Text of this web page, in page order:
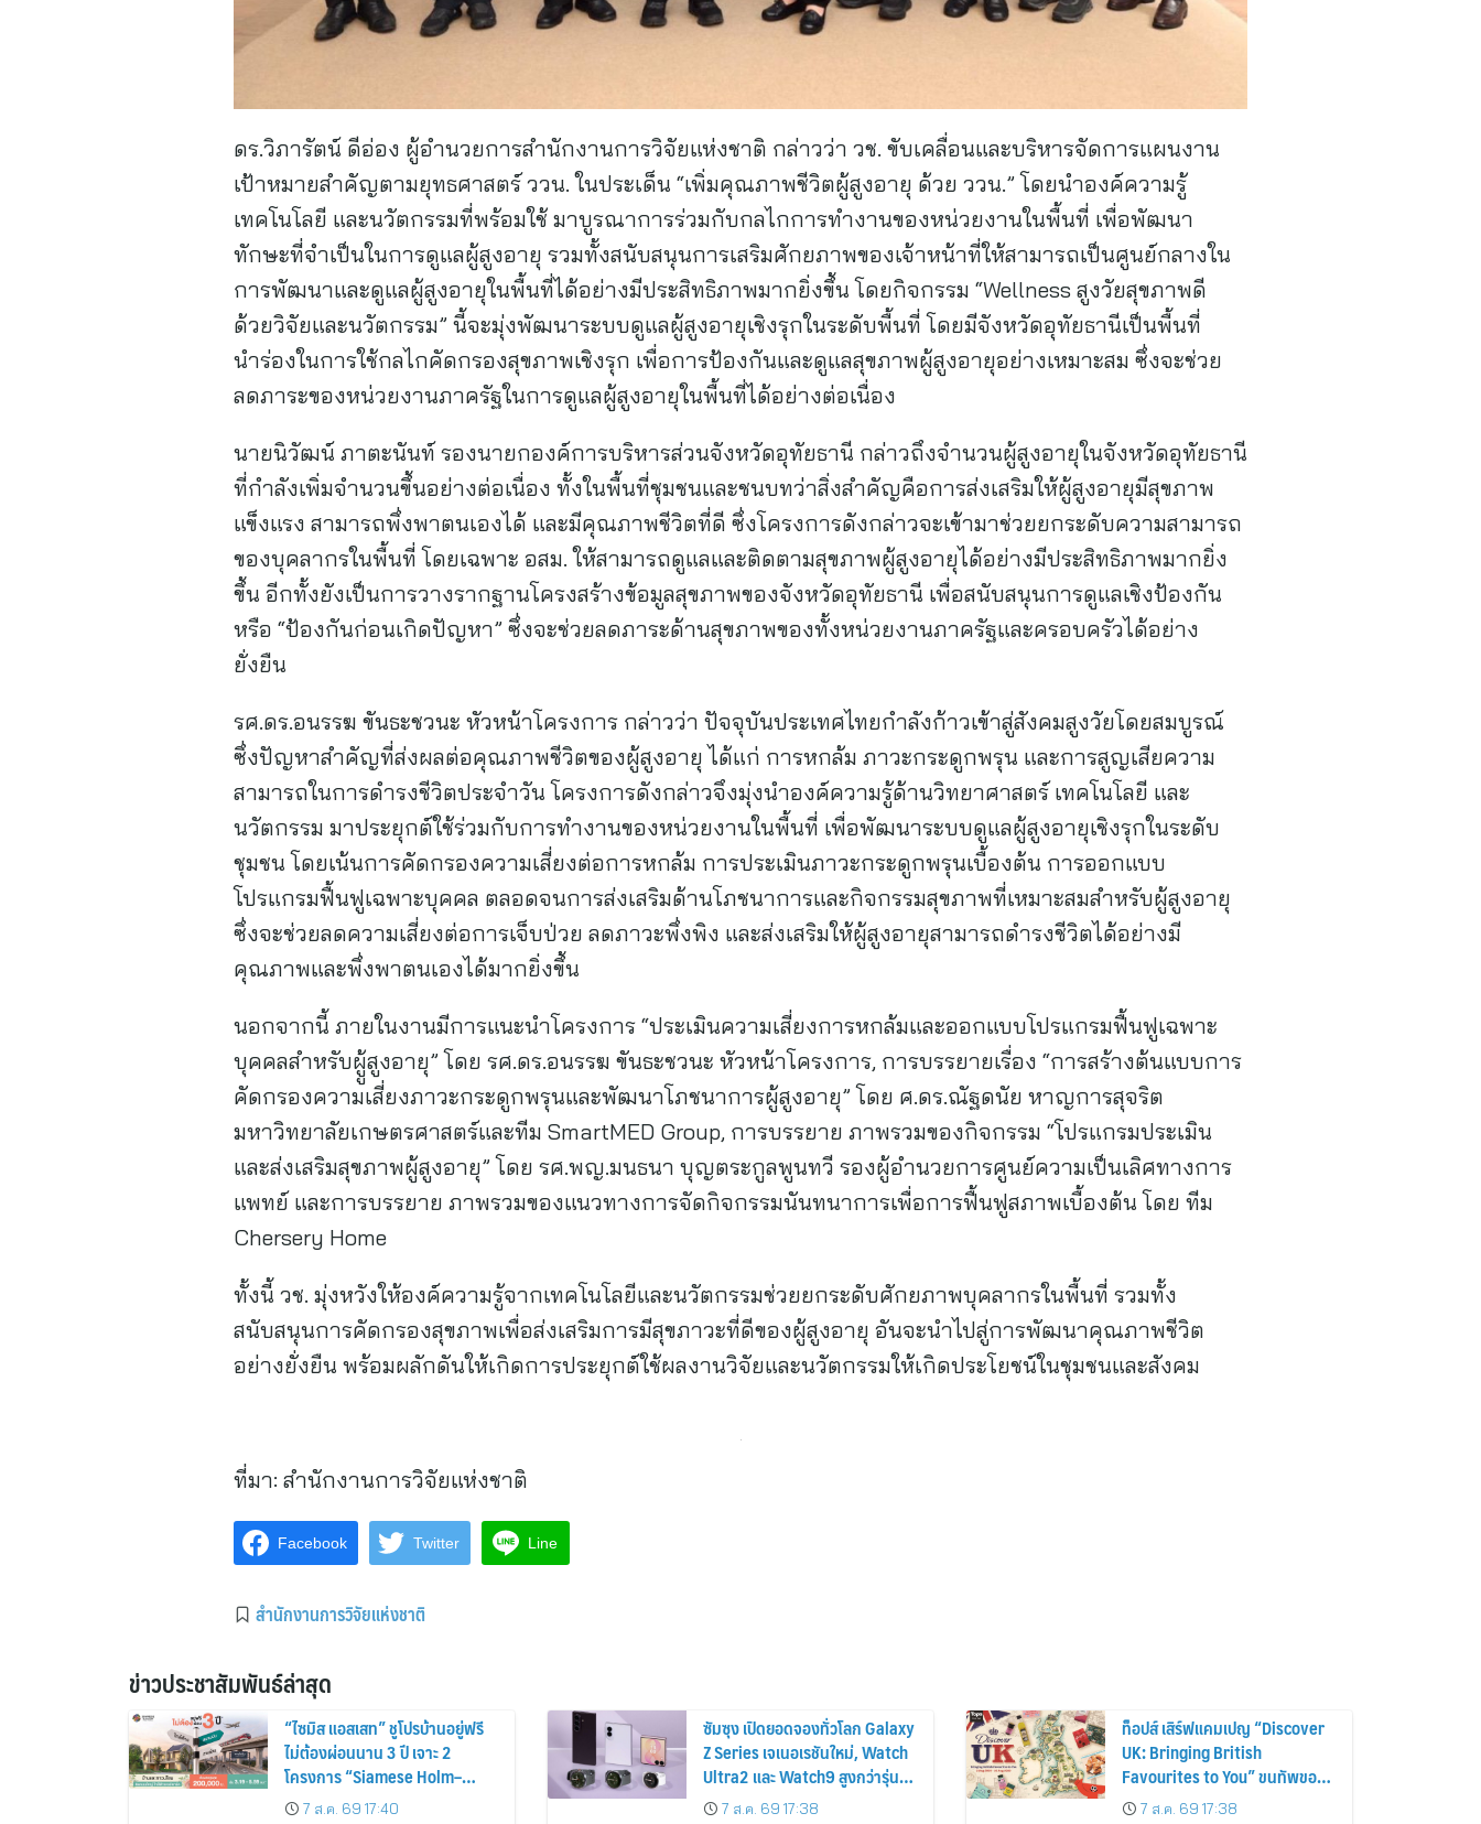
ดร.วิภารัตน์ ดีอ่อง ผู้อำนวยการสำนักงานการวิจัยแห่งชาติ กล่าวว่า วช. ขับเคลื่อนและบริหารจัดการแผนงาน
เป้าหมายสำคัญตามยุทธศาสตร์ ววน. ในประเด็น “เพิ่มคุณภาพชีวิตผู้สูงอายุ ด้วย ววน.” โดยนำองค์ความรู้
เทคโนโลยี และนวัตกรรมที่พร้อมใช้ มาบูรณาการร่วมกับกลไกการทำงานของหน่วยงานในพื้นที่ เพื่อพัฒนา
ทักษะที่จำเป็นในการดูแลผู้สูงอายุ รวมทั้งสนับสนุนการเสริมศักยภาพของเจ้าหน้าที่ให้สามารถเป็นศูนย์กลางใน
การพัฒนาและดูแลผู้สูงอายุในพื้นที่ได้อย่างมีประสิทธิภาพมากยิ่งขึ้น โดยกิจกรรม “Wellness สูงวัยสุขภาพดี
ด้วยวิจัยและนวัตกรรม” นี้จะมุ่งพัฒนาระบบดูแลผู้สูงอายุเชิงรุกในระดับพื้นที่ โดยมีจังหวัดอุทัยธานีเป็นพื้นที่
นำร่องในการใช้กลไกคัดกรองสุขภาพเชิงรุก เพื่อการป้องกันและดูแลสุขภาพผู้สูงอายุอย่างเหมาะสม ซึ่งจะช่วย
ลดภาระของหน่วยงานภาครัฐในการดูแลผู้สูงอายุในพื้นที่ได้อย่างต่อเนื่อง
นายนิวัฒน์ ภาตะนันท์ รองนายกองค์การบริหารส่วนจังหวัดอุทัยธานี กล่าวถึงจำนวนผู้สูงอายุในจังหวัดอุทัยธานี
ที่กำลังเพิ่มจำนวนขึ้นอย่างต่อเนื่อง ทั้งในพื้นที่ชุมชนและชนบทว่าสิ่งสำคัญคือการส่งเสริมให้ผู้สูงอายุมีสุขภาพ
แข็งแรง สามารถพึ่งพาตนเองได้ และมีคุณภาพชีวิตที่ดี ซึ่งโครงการดังกล่าวจะเข้ามาช่วยยกระดับความสามารถ
ของบุคลากรในพื้นที่ โดยเฉพาะ อสม. ให้สามารถดูแลและติดตามสุขภาพผู้สูงอายุได้อย่างมีประสิทธิภาพมากยิ่ง
ขึ้น อีกทั้งยังเป็นการวางรากฐานโครงสร้างข้อมูลสุขภาพของจังหวัดอุทัยธานี เพื่อสนับสนุนการดูแลเชิงป้องกัน
หรือ “ป้องกันก่อนเกิดปัญหา” ซึ่งจะช่วยลดภาระด้านสุขภาพของทั้งหน่วยงานภาครัฐและครอบครัวได้อย่าง
ยั่งยืน
รศ.ดร.อนรรฆ ขันธะชวนะ หัวหน้าโครงการ กล่าวว่า ปัจจุบันประเทศไทยกำลังก้าวเข้าสู่สังคมสูงวัยโดยสมบูรณ์
ซึ่งปัญหาสำคัญที่ส่งผลต่อคุณภาพชีวิตของผู้สูงอายุ ได้แก่ การหกล้ม ภาวะกระดูกพรุน และการสูญเสียความ
สามารถในการดำรงชีวิตประจำวัน โครงการดังกล่าวจึงมุ่งนำองค์ความรู้ด้านวิทยาศาสตร์ เทคโนโลยี และ
นวัตกรรม มาประยุกต์ใช้ร่วมกับการทำงานของหน่วยงานในพื้นที่ เพื่อพัฒนาระบบดูแลผู้สูงอายุเชิงรุกในระดับ
ชุมชน โดยเน้นการคัดกรองความเสี่ยงต่อการหกล้ม การประเมินภาวะกระดูกพรุนเบื้องต้น การออกแบบ
โปรแกรมฟื้นฟูเฉพาะบุคคล ตลอดจนการส่งเสริมด้านโภชนาการและกิจกรรมสุขภาพที่เหมาะสมสำหรับผู้สูงอายุ
ซึ่งจะช่วยลดความเสี่ยงต่อการเจ็บป่วย ลดภาวะพึ่งพิง และส่งเสริมให้ผู้สูงอายุสามารถดำรงชีวิตได้อย่างมี
คุณภาพและพึ่งพาตนเองได้มากยิ่งขึ้น
นอกจากนี้ ภายในงานมีการแนะนำโครงการ “ประเมินความเสี่ยงการหกล้มและออกแบบโปรแกรมฟื้นฟูเฉพาะ
บุคคลสำหรับผูู้สูงอายุ” โดย รศ.ดร.อนรรฆ ขันธะชวนะ หัวหน้าโครงการ, การบรรยายเรื่อง “การสร้างต้นแบบการ
คัดกรองความเสี่ยงภาวะกระดูกพรุนและพัฒนาโภชนาการผู้สูงอายุ” โดย ศ.ดร.ณัฐดนัย หาญการสุจริต
มหาวิทยาลัยเกษตรศาสตร์และทีม SmartMED Group, การบรรยาย ภาพรวมของกิจกรรม “โปรแกรมประเมิน
และส่งเสริมสุขภาพผู้สูงอายุ” โดย รศ.พญ.มนธนา บุญตระกูลพูนทวี รองผู้อำนวยการศูนย์ความเป็นเลิศทางการ
แพทย์ และการบรรยาย ภาพรวมของแนวทางการจัดกิจกรรมนันทนาการเพื่อการฟื้นฟูสภาพเบื้องต้น โดย ทีม
Chersery Home
ทั้งนี้ วช. มุ่งหวังให้องค์ความรู้จากเทคโนโลยีและนวัตกรรมช่วยยกระดับศักยภาพบุคลากรในพื้นที่ รวมทั้ง
สนับสนุนการคัดกรองสุขภาพเพื่อส่งเสริมการมีสุขภาวะที่ดีของผู้สูงอายุ อันจะนำไปสู่การพัฒนาคุณภาพชีวิต
อย่างยั่งยืน พร้อมผลักดันให้เกิดการประยุกต์ใช้ผลงานวิจัยและนวัตกรรมให้เกิดประโยชน์ในชุมชนและสังคม
ที่มา: สำนักงานการวิจัยแห่งชาติ
Facebook Twitter Line
สำนักงานการวิจัยแห่งชาติ
ข่าวประชาสัมพันธ์ล่าสุด
“ไซมิส แอสเสท” ชูโปรบ้านอยู่ฟรี
ไม่ต้องผ่อนนาน 3 ปี เจาะ 2
โครงการ “Siamese Holm–
Siamese Blossom” พร้อม
7 ส.ค. 69 17:40
ซัมซุง เปิดยอดจองทั่วโลก Galaxy
Z Series เจเนอเรชันใหม่, Watch
Ultra2 และ Watch9 สูงกว่ารุ่น
ก่อนหน้ากว่า 30%
7 ส.ค. 69 17:38
ท็อปส์ เสิร์ฟแคมเปญ “Discover
UK: Bringing British
Favourites to You” ขนทัพของ
อร่อยและไอเท็มฮิตจากสหราช
7 ส.ค. 69 17:38